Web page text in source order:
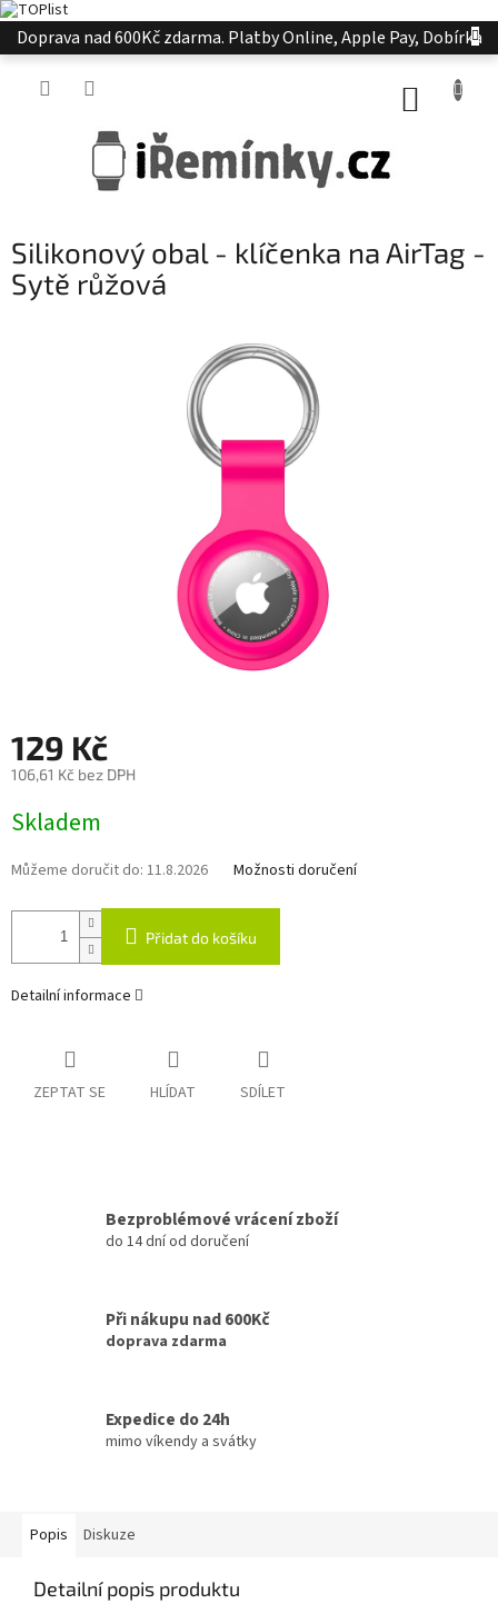
Přejít
na
Doprava nad 600Kč zdarma. Platby Online, Apple Pay, Dobírka
Silikonový obal - klíčenka na AirTag -
Sytě růžová
129 Kč
106,61 Kč bez DPH
cena:
Skladem
Můžeme doručit do: 11.8.2026 Možnosti doručení
Přidat do košíku
Detailní informace
ZEPTAT SE HLÍDAT SDÍLET
Bezproblémové vrácení zboží
do 14 dní od doručení
Při nákupu nad 600Kč
doprava zdarma
Expedice do 24h
mimo víkendy a svátky
Popis Diskuze
Detailní popis produktu